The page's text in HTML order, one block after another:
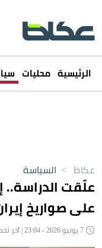
الرئيسية محليات
عكاظ > السياسة
علّقت الدراسة..
على صواريخ